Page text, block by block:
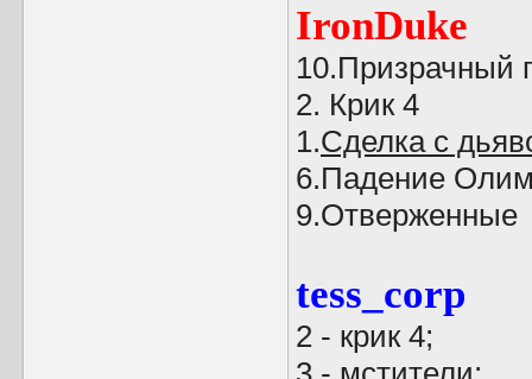
IronDuke
10.Призрачный
2. Крик 4
1.Сделка с
6.Падение
9.Отверженные
tess_corp
2 - крик 4;